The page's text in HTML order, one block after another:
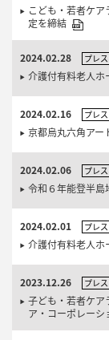
こども・若者ケ
定を締結
2024.02.28 プレ
介護付有料老人ホ
2024.02.16 プレ
京都烏丸六角アー
2024.02.06 プレ
令和６年能登半島
2024.02.01 プレ
介護付有料老人ホ
2023.12.26 プレ
子ども・若者ケア
ア・コーポレー